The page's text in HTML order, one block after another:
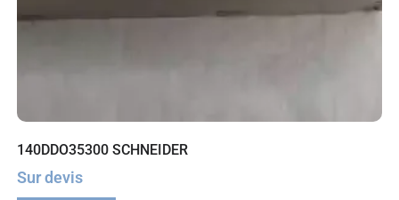
140DDO35300 SCHNEIDER
Sur devis